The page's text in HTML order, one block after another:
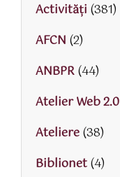
Activităţi (381)
AFCN (2)
ANBPR(44)
Atelier Web 2.0
Ateliere(38)
Biblionet(4)